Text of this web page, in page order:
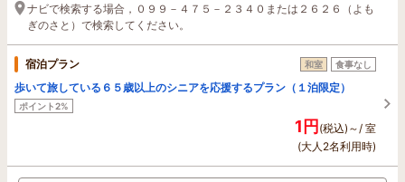
ナビで検索する場合，０９９－４７５－２３４０または２６２６（よも
ぎのさと）で検索してください。
宿泊プラン 和室 食事なし
歩いて旅している６５歳以上のシニアを応援するプラン（１泊限定）
ポイント2%
1円(税込)～/ 室
(大人2名利用時)